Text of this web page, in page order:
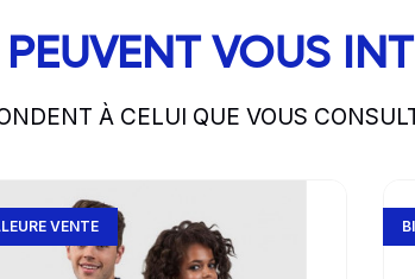
VOUS
À CELUI QUE VOUS
VENTE
product page